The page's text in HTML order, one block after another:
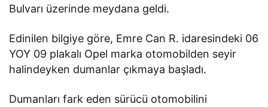
Bulvarı üzerinde meydana geldi.
Edinilen bilgiye göre, Emre Can R. idaresindeki 06
YOY 09 plakalı Opel marka otomobilden seyir
halindeyken dumanlar çıkmaya başladı.
Dumanları fark eden sürücü otomobilini